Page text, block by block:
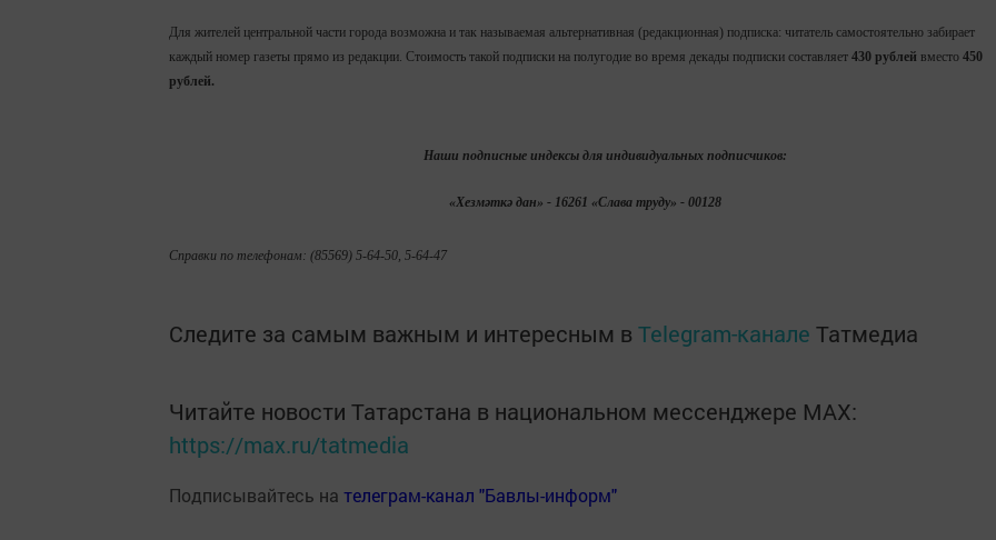
Для жителей центральной части города возможна и так называемая альтернативная (редакционная) подписка: читатель самостоятельно забирает
каждый номер газеты прямо из редакции. Стоимость такой подписки на полугодие во время декады подписки составляет 430 рублей вместо 450
рублей.
Наши подписные индексы для индивидуальных подписчиков:
«Хезмәткә дан» - 16261 «Слава труду» - 00128
Справки по телефонам: (85569) 5-64-50, 5-64-47
Следите за самым важным и интересным в Telegram-канале Татмедиа
Читайте новости Татарстана в национальном мессенджере MАХ:
https://max.ru/tatmedia
Подписывайтесь на телеграм-канал "Бавлы-информ"